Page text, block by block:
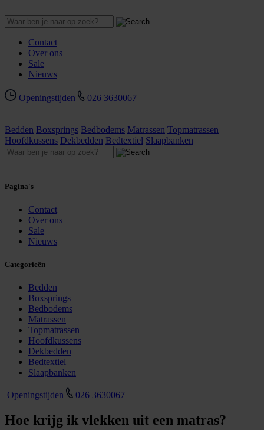
Contact
Over ons
Sale
Nieuws
Openingstijden 026 3630067
Bedden Boxsprings Bedbodems Matrassen Topmatrassen
Hoofdkussens Dekbedden Bedtextiel Slaapbanken
Pagina's
Contact
Over ons
Sale
Nieuws
Categorieën
Bedden
Boxsprings
Bedbodems
Matrassen
Topmatrassen
Hoofdkussens
Dekbedden
Bedtextiel
Slaapbanken
Openingstijden 026 3630067
Hoe krijg ik vlekken uit een matras?